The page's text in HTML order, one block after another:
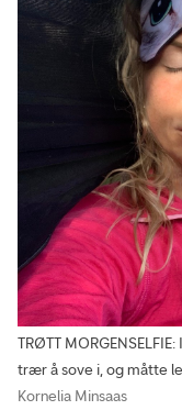
TRØTT
trær å sove i, og måtte
Kornelia Minsaas